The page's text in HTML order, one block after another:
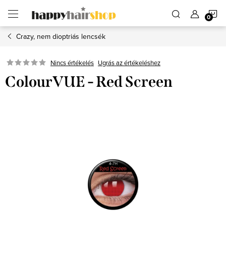
fő
tartalomhozCrazy, nem dioptriás lencsék
Nincs értékelés Ugrás az értékeléshez
ColourVUE - Red Screen